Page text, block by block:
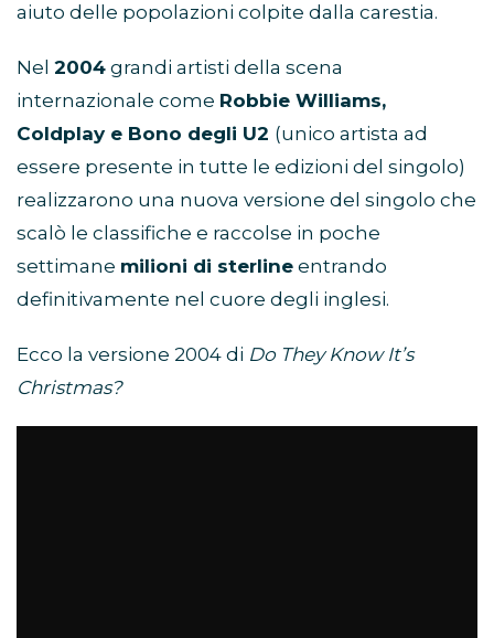
aiuto delle popolazioni colpite dalla carestia.
Nel 2004 grandi artisti della scena
internazionale come Robbie Williams,
Coldplay e Bono degli U2 (unico artista ad
essere presente in tutte le edizioni del singolo)
realizzarono una nuova versione del singolo che
scalò le classifiche e raccolse in poche
settimane milioni di sterline entrando
definitivamente nel cuore degli inglesi.
Ecco la versione 2004 di Do They Know It’s
Christmas?